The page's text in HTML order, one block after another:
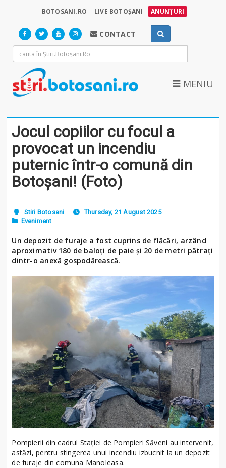
BOTOSANI.RO LIVE BOTOȘANI ANUNȚURI
CONTACT
MENIU
Jocul copiilor cu focul a
provocat un incendiu
puternic într-o comună din
Botoșani! (Foto)
Stiri Botosani
Thursday, 21 August 2025
Eveniment
Un depozit de furaje a fost cuprins de flăcări, arzând
aproximativ 180 de baloți de paie și 20 de metri pătrați
dintr-o anexă gospodărească.
Pompierii din cadrul Stației de Pompieri Săveni au intervenit,
astăzi, pentru stingerea unui incendiu izbucnit la un depozit
de furaje din comuna Manoleasa.